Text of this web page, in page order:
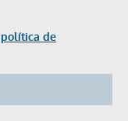
política de